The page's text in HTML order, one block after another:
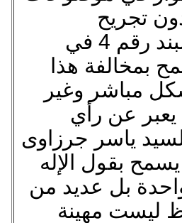
تجريح
ولو سمحتم لى بملحوظة تخص البند رقم 4 في
بمخالفة هذا
مباشر وغير
يعبر عن رأي
ياسر جرزاوى
بقول الإله
بل عديد من
ليست مهينة